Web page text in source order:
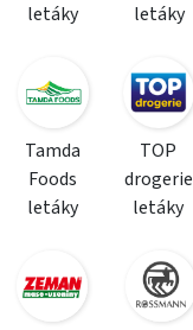
letáky
letáky
Tamda
Foods
letáky
TOP
drogerie
letáky